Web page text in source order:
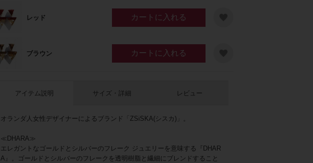
レッド カートに入れる
ブラウン カートに入れる
アイテム説明
オランダ人女性デザイナーによるブランド「ZSiSKA(シスカ)」。
≪DHARA≫
エレガントなゴールドとシルバーのフレーク ジュエリーを意味する『DHAR
A』。ゴールドとシルバーのフレークを透明樹脂と繊細にブレンドすること
サイズ・詳細 レビュー